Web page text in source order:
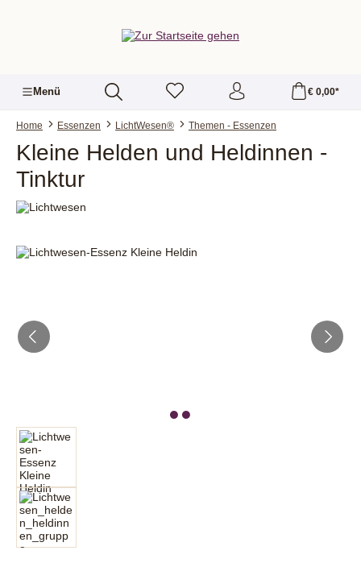
Menü € 0,00*
Home Essenzen LichtWesen® Themen - Essenzen
Kleine Helden und Heldinnen -
Tinktur
Bildergalerie überspringen